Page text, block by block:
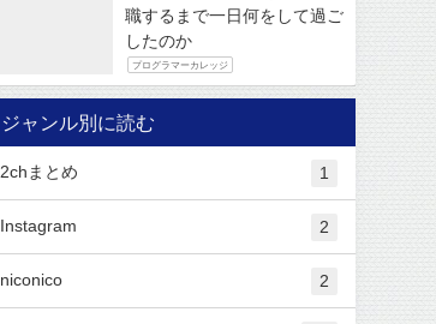
職するまで一日何をして過ご
したのか
プログラマーカレッジ
ジャンル別に読む
2chまとめ 1
Instagram 2
niconico 2